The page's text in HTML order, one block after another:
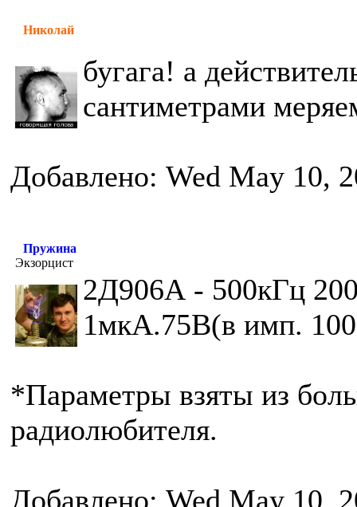
Николай
бугага! а
сантиметрами
Добавлено: Wed May 10,
Пружина
Экзорцист
2Д906А - 500кГц
1мкА.75В(в имп.
*Параметры взяты из
радиолюбителя.
Добавлено: Wed May 10,